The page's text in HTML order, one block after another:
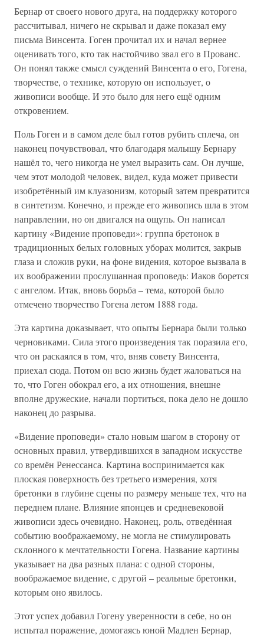
Бернар от своего нового друга, на поддержку которого
рассчитывал, ничего не скрывал и даже показал ему
письма Винсента. Гоген прочитал их и начал вернее
оценивать того, кто так настойчиво звал его в Прованс.
Он понял также смысл суждений Винсента о его, Гогена,
творчестве, о технике, которую он использует, о
живописи вообще. И это было для него ещё одним
откровением.
Поль Гоген и в самом деле был готов рубить сплеча, он
наконец почувствовал, что благодаря малышу Бернару
нашёл то, чего никогда не умел выразить сам. Он лучше,
чем этот молодой человек, видел, куда может привести
изобретённый им клуазонизм, который затем превратится
в синтетизм. Конечно, и прежде его живопись шла в этом
направлении, но он двигался на ощупь. Он написал
картину «Видение проповеди»: группа бретонок в
традиционных белых головных уборах молится, закрыв
глаза и сложив руки, на фоне видения, которое вызвала в
их воображении прослушанная проповедь: Иаков борется
с ангелом. Итак, вновь борьба – тема, которой было
отмечено творчество Гогена летом 1888 года.
Эта картина доказывает, что опыты Бернара были только
черновиками. Сила этого произведения так поразила его,
что он раскаялся в том, что, вняв совету Винсента,
приехал сюда. Потом он всю жизнь будет жаловаться на
то, что Гоген обокрал его, а их отношения, внешне
вполне дружеские, начали портиться, пока дело не дошло
наконец до разрыва.
«Видение проповеди» стало новым шагом в сторону от
основных правил, утвердившихся в западном искусстве
со времён Ренессанса. Картина воспринимается как
плоская поверхность без третьего измерения, хотя
бретонки в глубине сцены по размеру меньше тех, что на
переднем плане. Влияние японцев и средневековой
живописи здесь очевидно. Наконец, роль, отведённая
событию воображаемому, не могла не стимулировать
склонного к мечтательности Гогена. Название картины
указывает на два разных плана: с одной стороны,
воображаемое видение, с другой – реальные бретонки,
которым оно явилось.
Этот успех добавил Гогену уверенности в себе, но он
испытал поражение, домогаясь юной Мадлен Бернар,